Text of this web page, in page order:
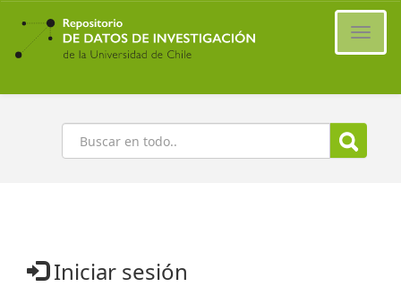
Ir
contenido
principal
Buscar
Iniciar sesión